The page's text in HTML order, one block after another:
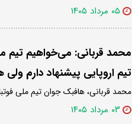
۰۵ مرداد ۱۴۰۵
تیم اروپایی پیشنهاد دارم ولی
محمد قربانی، هافبک جوان تیم ملی
۰۳ مرداد ۱۴۰۵